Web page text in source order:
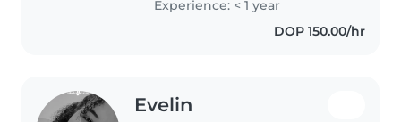
responsable, divertida y
tranquila. Me llevo bien
Experience: < 1 year
DOP 150.00/hr
Evelin